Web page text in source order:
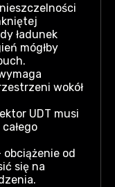
ładunek
mógłby
wokół
UDT musi
obciążenie od
się na